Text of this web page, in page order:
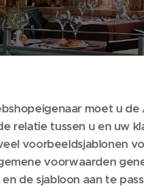
moet u
relatie tussen u en uw
voorbeeldsjablonen
voorwaarden
de sjabloon aan te